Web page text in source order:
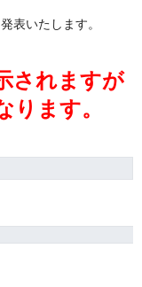
表いたします。
されますが
ります。